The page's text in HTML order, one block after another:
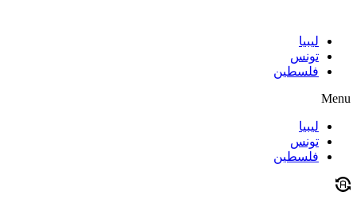
contentليبيا
تونس
فلسطين
Menu
ليبيا
تونس
فلسطين